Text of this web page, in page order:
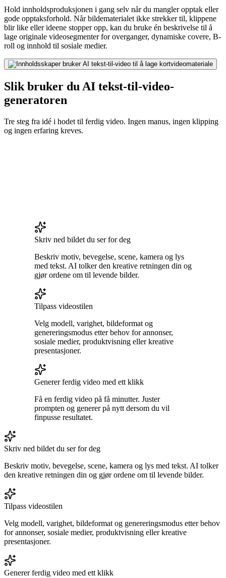
Hold innholdsproduksjonen i gang selv når du mangler opptak eller
gode opptaksforhold. Når bildematerialet ikke strekker til, klippene
blir like eller ideene stopper opp, kan du bruke én beskrivelse til å
lage originale videosegmenter for overganger, dynamiske covere, B-
roll og innhold til sosiale medier.
Slik bruker du AI tekst-til-video-
generatoren
Tre steg fra idé i hodet til ferdig video. Ingen manus, ingen klipping
og ingen erfaring kreves.
Skriv ned bildet du ser for deg
Beskriv motiv, bevegelse, scene, kamera og lys
med tekst. AI tolker den kreative retningen din og
gjør ordene om til levende bilder.
Tilpass videostilen
Velg modell, varighet, bildeformat og
genereringsmodus etter behov for annonser,
sosiale medier, produktvisning eller kreative
presentasjoner.
Generer ferdig video med ett klikk
Få en ferdig video på få minutter. Juster
prompten og generer på nytt dersom du vil
finpusse resultatet.
Skriv ned bildet du ser for deg
Beskriv motiv, bevegelse, scene, kamera og lys med tekst. AI tolker
den kreative retningen din og gjør ordene om til levende bilder.
Tilpass videostilen
Velg modell, varighet, bildeformat og genereringsmodus etter behov
for annonser, sosiale medier, produktvisning eller kreative
presentasjoner.
Generer ferdig video med ett klikk